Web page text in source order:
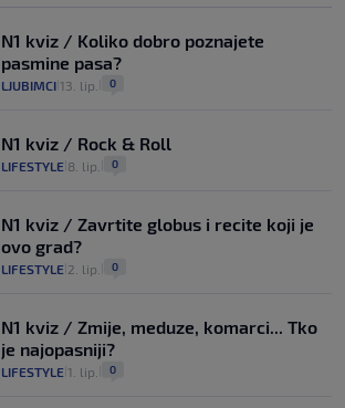
N1 kviz / Koliko dobro poznajete
pasmine pasa?
LJUBIMCI 13. lip. 0
N1 kviz / Rock & Roll
LIFESTYLE 8. lip. 0
N1 kviz / Zavrtite globus i recite koji je
ovo grad?
LIFESTYLE 2. lip. 0
N1 kviz / Zmije, meduze, komarci... Tko
je najopasniji?
LIFESTYLE 1. lip. 0